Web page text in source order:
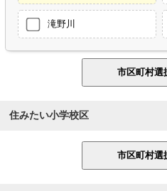
滝野川
住みたい小学校区